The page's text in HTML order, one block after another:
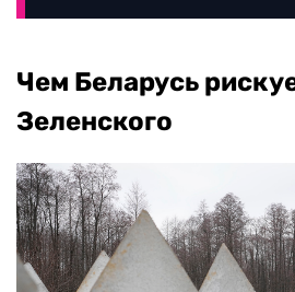
Чем Беларусь
Зеленского